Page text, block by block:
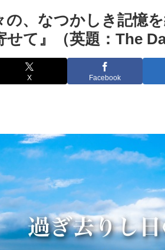
の、なつかしき記憶
せて』（英題：The
X Facebook